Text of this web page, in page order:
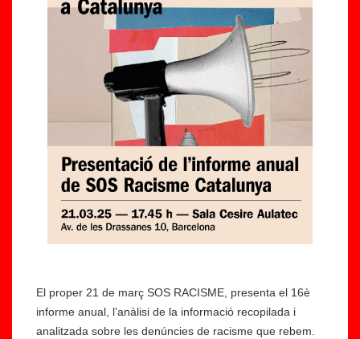
El proper 21 de març SOS RACISME, presenta el 16è
informe anual, l’anàlisi de la informació recopilada i
analitzada sobre les denúncies de racisme que rebem.